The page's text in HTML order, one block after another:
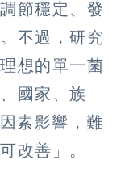
節穩定、發
不過，研究
想的單一菌
國家、族
素影響，難
改善」。